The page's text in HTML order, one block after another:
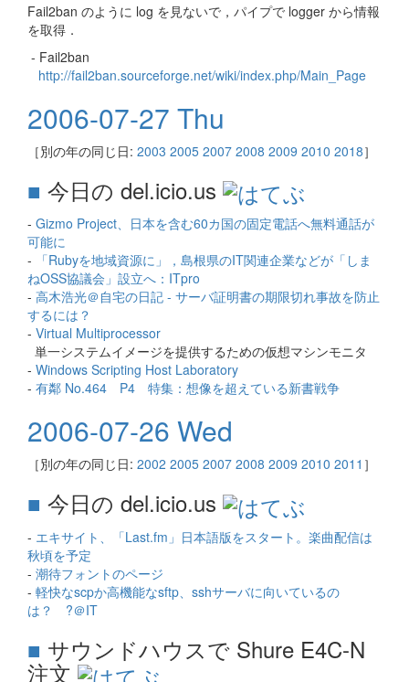
Fail2ban のように log を見ないで，パイプで logger から情報
を取得．
- Fail2ban
http://fail2ban.sourceforge.net/wiki/index.php/Main_Page
2006-07-27 Thu
［別の年の同じ日: 2003 2005 2007 2008 2009 2010 2018］
■ 今日の del.icio.us
- Gizmo Project、日本を含む60カ国の固定電話へ無料通話が
可能に
-
「Rubyを地域資源に」，島根県のIT関連企業などが「しま
ねOSS協議会」設立へ：ITpro
- 高木浩光＠自宅の日記 - サーバ証明書の期限切れ事故を防止
するには？
- Virtual Multiprocessor
単一システムイメージを提供するための仮想マシンモニタ
- Windows Scripting Host Laboratory
- 有鄰 No.464 P4 特集：想像を超えている新書戦争
2006-07-26 Wed
［別の年の同じ日: 2002 2005 2007 2008 2009 2010 2011 ］
■ 今日の del.icio.us
- エキサイト、「Last.fm」日本語版をスタート。楽曲配信は
秋頃を予定
- 潮待フォントのページ
- 軽快なscpか高機能なsftp、sshサーバに向いているの
は？ ?＠IT
■ サウンドハウスで Shure E4C-N
注文